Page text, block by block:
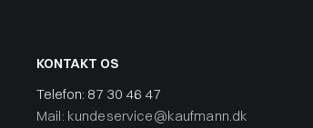
KONTAKT OS
Telefon: 87 30 46 47
Mail: kundeservice@kaufmann.dk